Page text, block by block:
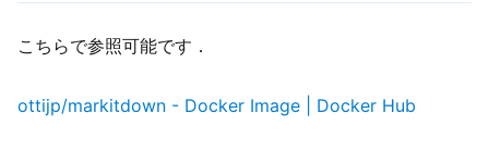
こちらで参照可能です．
ottijp/markitdown - Docker Image | Docker Hub